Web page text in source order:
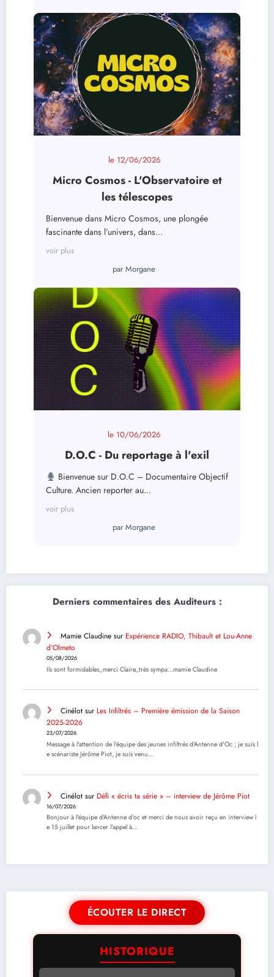
le 12/06/2026
Micro Cosmos - L'Observatoire et
les télescopes
Bienvenue dans Micro Cosmos, une plongée
fascinante dans l’univers, dans...
voir plus
parMorgane
le 10/06/2026
D.O.C - Du reportage à l'exil
Bienvenue sur D.O.C – Documentaire Objectif
Culture. Ancien reporter au...
voir plus
parMorgane
Derniers commentaires des Auditeurs :
Mamie Claudine sur Expérience RADIO, Thibault et Lou-Anne
d’Olmeto
05/08/2026
Ils sont formidables,,merci Claire,,très sympa...mamie Claudine
Cinélot sur Les Infiltrés – Première émission de la Saison
2025-2026
23/07/2026
Message à l'attention de l'équipe des jeunes infiltrés d'Antenne d'Oc ; je suis l
e scénariste Jérôme Piot, je suis venu…
Cinélot sur Défi « écris ta série » – interview de Jérôme Piot
16/07/2026
Bonjour à l'équipe d'Antenne d'oc et merci de nous avoir reçu en interview l
e 15 juillet pour lancer l'appel à…
ÉCOUTER LE DIRECT
HISTORIQUE